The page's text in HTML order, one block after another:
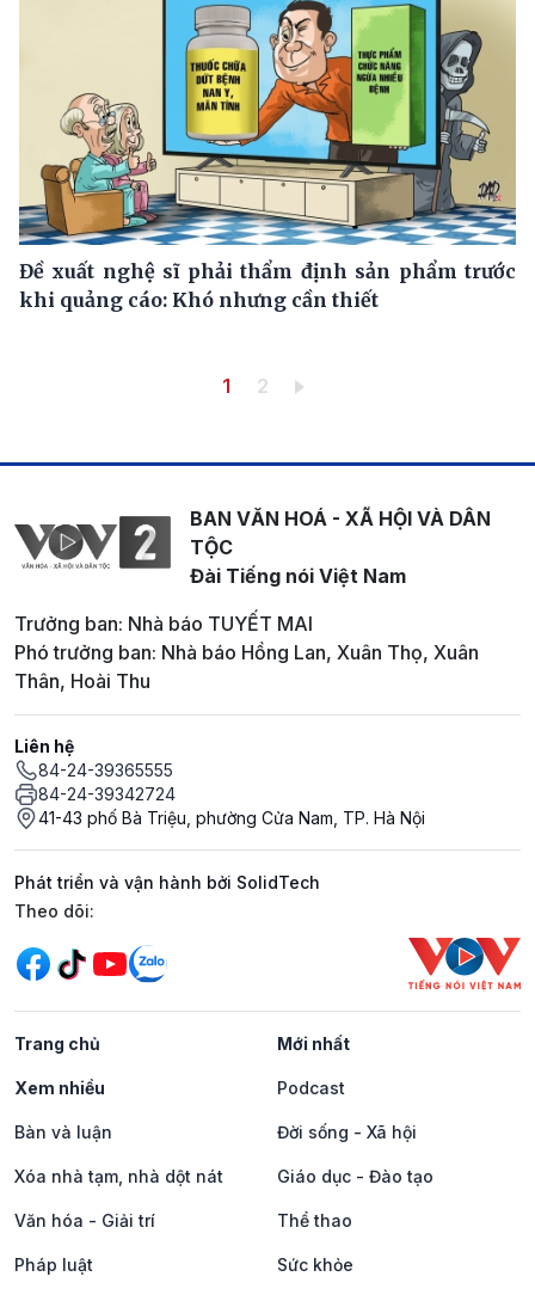
Đề xuất nghệ sĩ phải thẩm định sản phẩm trước
khi quảng cáo: Khó nhưng cần thiết
Trang hiện thời
1 Trang
2
BAN VĂN HOÁ - XÃ HỘI VÀ DÂN
TỘC
Đài Tiếng nói Việt Nam
Trưởng ban: Nhà báo TUYẾT MAI
Phó trưởng ban: Nhà báo Hồng Lan, Xuân Thọ, Xuân
Thân, Hoài Thu
Liên hệ
84-24-39365555
84-24-39342724
41-43 phố Bà Triệu, phường Cửa Nam, TP. Hà Nội
Phát triển và vận hành bởi SolidTech
Mạng xã hội
Theo dõi:
Trang chủ Mới nhất
Xem nhiều Podcast
Bàn và luận Đời sống - Xã hội
Xóa nhà tạm, nhà dột nát Giáo dục - Đào tạo
Văn hóa - Giải trí Thể thao
Pháp luật Sức khỏe